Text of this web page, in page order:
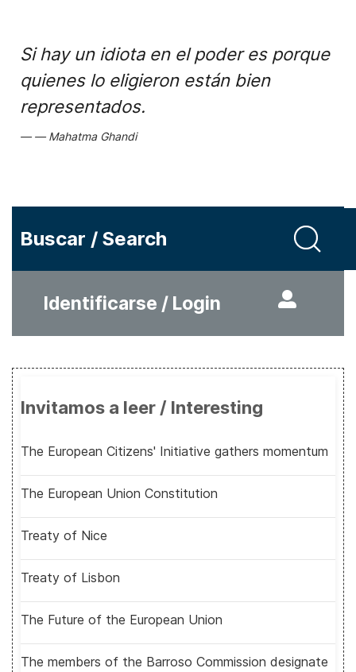
Si hay un idiota en el poder es porque
quienes lo eligieron están bien
representados.
Mahatma Ghandi
Buscar / Search
Identificarse / Login
Invitamos a leer / Interesting
The European Citizens' Initiative gathers momentum
The European Union Constitution
Treaty of Nice
Treaty of Lisbon
The Future of the European Union
The members of the Barroso Commission designate